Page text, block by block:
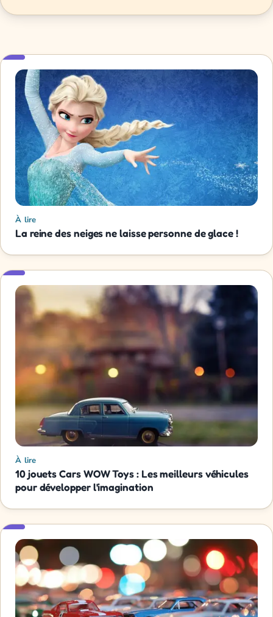
À lire
La reine des neiges ne laisse personne de glace !
À lire
10 jouets Cars WOW Toys : Les meilleurs véhicules
pour développer l'imagination